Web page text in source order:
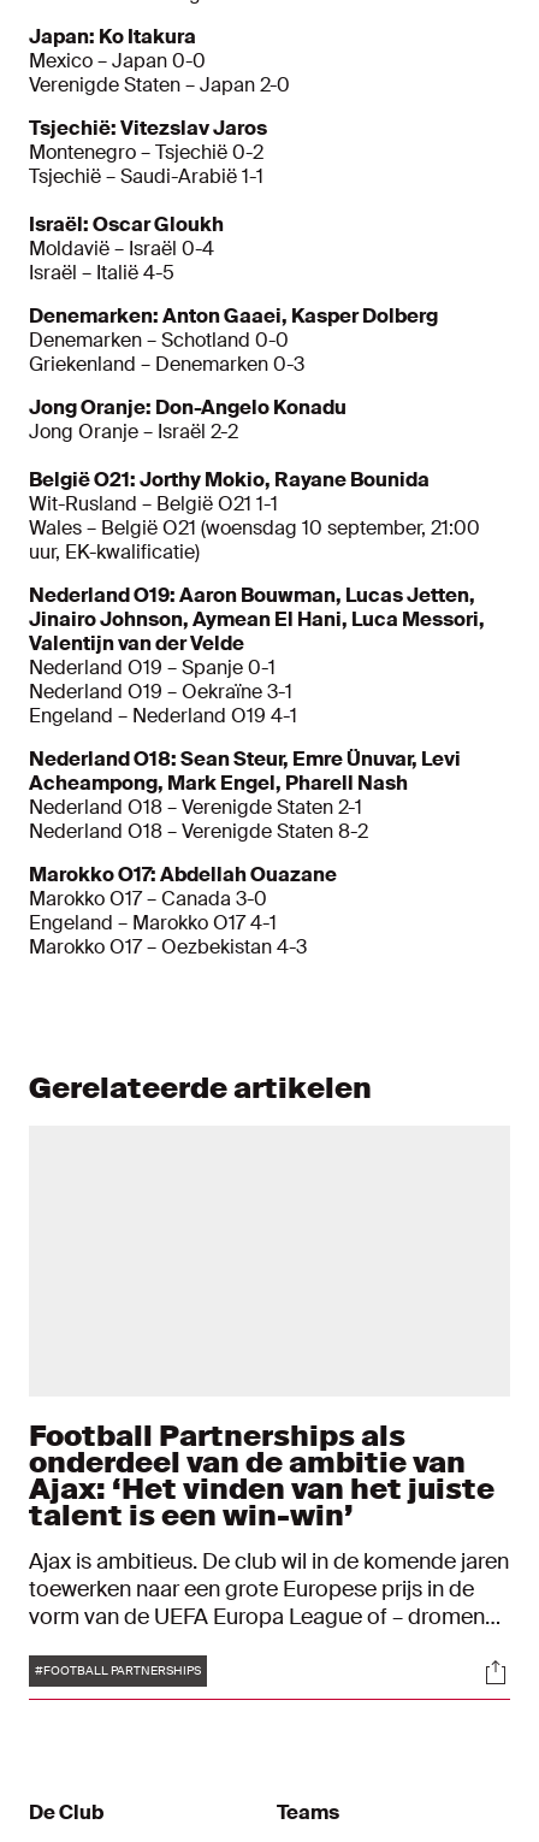
Japan: Ko Itakura
Mexico – Japan 0-0
Verenigde Staten – Japan 2-0
Tsjechië: Vitezslav Jaros
Montenegro – Tsjechië 0-2
Tsjechië – Saudi-Arabië 1-1
Israël: Oscar Gloukh
Moldavië – Israël 0-4
Israël – Italië 4-5
Denemarken: Anton Gaaei, Kasper Dolberg
Denemarken – Schotland 0-0
Griekenland – Denemarken 0-3
Jong Oranje: Don-Angelo Konadu
Jong Oranje – Israël 2-2
België O21: Jorthy Mokio, Rayane Bounida
Wit-Rusland – België O21 1-1
Wales – België O21 (woensdag 10 september, 21:00
uur, EK-kwalificatie)
Nederland O19: Aaron Bouwman, Lucas Jetten,
Jinairo Johnson, Aymean El Hani, Luca Messori,
Valentijn van der Velde
Nederland O19 – Spanje 0-1
Nederland O19 – Oekraïne 3-1
Engeland – Nederland O19 4-1
Nederland O18: Sean Steur, Emre Ünuvar, Levi
Acheampong, Mark Engel, Pharell Nash
Nederland O18 – Verenigde Staten 2-1
Nederland O18 – Verenigde Staten 8-2
Marokko O17: Abdellah Ouazane
Marokko O17 – Canada 3-0
Engeland – Marokko O17 4-1
Marokko O17 – Oezbekistan 4-3
Gerelateerde artikelen
Football Partnerships als
onderdeel van de ambitie van
Ajax: ‘Het vinden van het juiste
talent is een win-win’
Ajax is ambitieus. De club wil in de komende jaren
toewerken naar een grote Europese prijs in de
vorm van de UEFA Europa League of – dromen
ambities waar te maken, is een visie nodig. Daarin
speelt de afdeling Football Partnerships binnen
Tags
#FOOTBALL PARTNERSHIPS
De Club
Teams